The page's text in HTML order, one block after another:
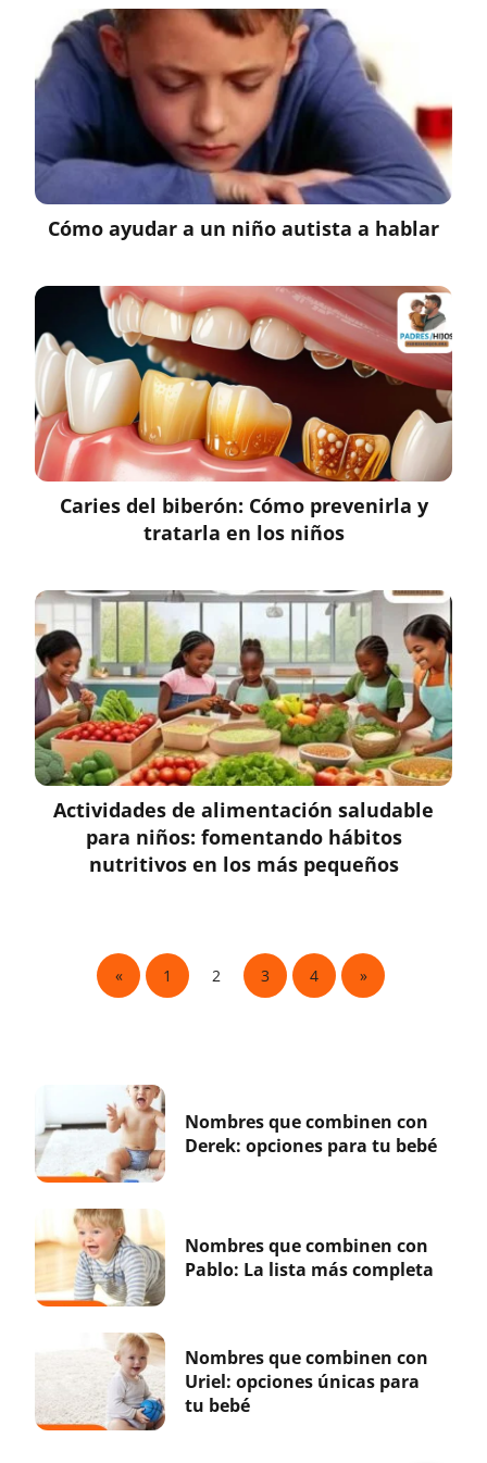
Cómo ayudar a un niño autista a hablar
Caries del biberón: Cómo prevenirla y
tratarla en los niños
Actividades de alimentación saludable
para niños: fomentando hábitos
nutritivos en los más pequeños
« 1 2 3 4 »
Nombres que combinen con
Derek: opciones para tu bebé
Nombres que combinen con
Pablo: La lista más completa
Nombres que combinen con
Uriel: opciones únicas para
tu bebé